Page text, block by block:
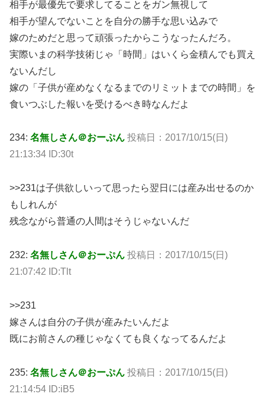
相手が最優先で要求してることをガン無視して
相手が望んでないことを自分の勝手な思い込みで
嫁のためだと思って頑張ったからこうなったんだろ。
実際いまの科学技術じゃ「時間」はいくら金積んでも買え
ないんだし
嫁の「子供が産めなくなるまでのリミットまでの時間」を
食いつぶした報いを受けるべき時なんだよ
234: 名無しさん＠おーぷん 投稿日：2017/10/15(日)
21:13:34 ID:30t
>>231は子供欲しいって思ったら翌日には産み出せるのか
もしれんが
残念ながら普通の人間はそうじゃないんだ
232: 名無しさん＠おーぷん 投稿日：2017/10/15(日)
21:07:42 ID:Tlt
>>231
嫁さんは自分の子供が産みたいんだよ
既にお前さんの種じゃなくても良くなってるんだよ
235: 名無しさん＠おーぷん 投稿日：2017/10/15(日)
21:14:54 ID:iB5